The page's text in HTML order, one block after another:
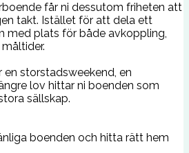
får ni dessutom friheten att
takt. Istället för att dela ett
med plats för både avkoppling,
storstadsweekend, en
lov hittar ni boenden som
sällskap.
boenden och hitta rätt hem